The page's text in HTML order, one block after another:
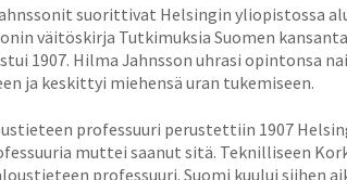
suorittivat Helsingin yliopistossa
väitöskirja Tutkimuksia Suomen
1907. Hilma Jahnsson uhrasi opintonsa
ja keskittyi miehensä uran tukemiseen.
professuuri perustettiin 1907
muttei saanut sitä. Teknilliseen
professuuri. Suomi kuului siihen